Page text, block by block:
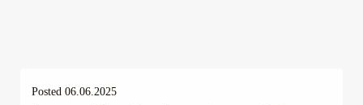
Posted 06.06.2025